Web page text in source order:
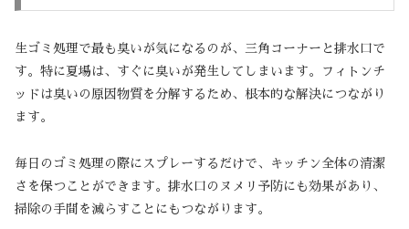
生ゴミ処理で最も臭いが気になるのが、三角コーナーと排水口で
す。特に夏場は、すぐに臭いが発生してしまいます。フィトンチ
ッドは臭いの原因物質を分解するため、根本的な解決につながり
ます。
毎日のゴミ処理の際にスプレーするだけで、キッチン全体の清潔
さを保つことができます。排水口のヌメリ予防にも効果があり、
掃除の手間を減らすことにもつながります。